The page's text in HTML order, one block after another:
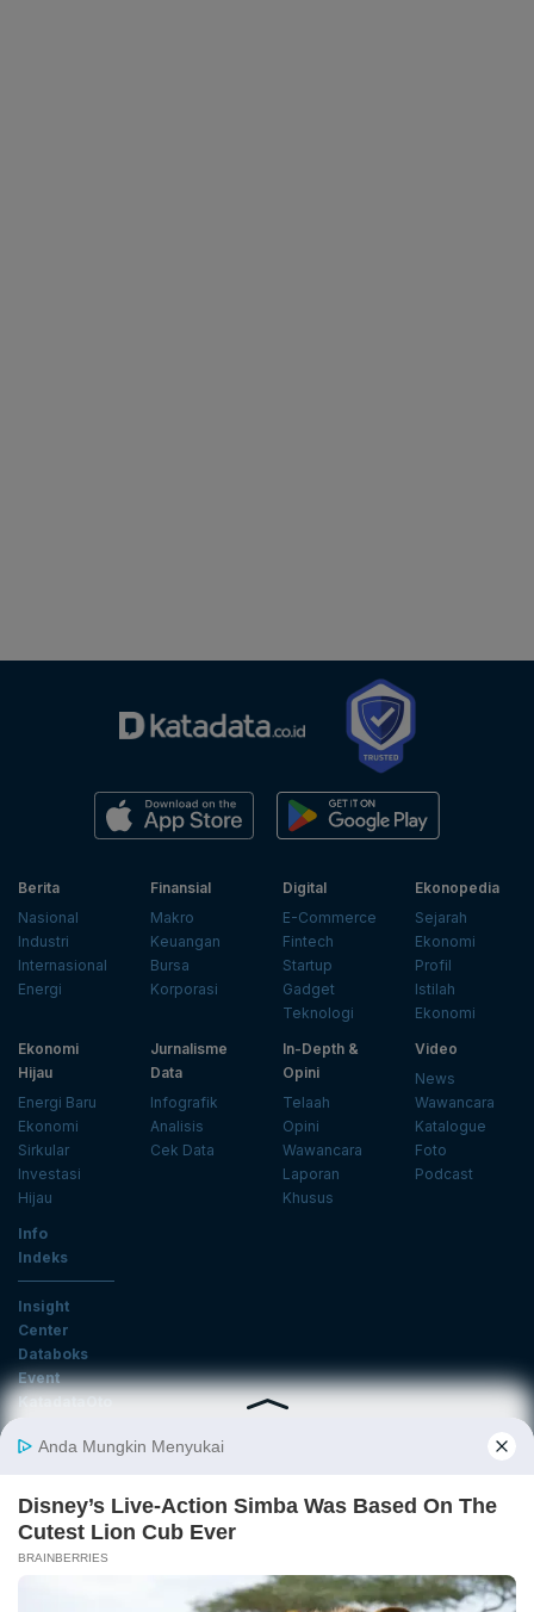
Berita
Nasional
Industri
Internasional
Energi
Finansial
Makro
Keuangan
Bursa
Korporasi
Digital
E-Commerce
Fintech
Startup
Gadget
Teknologi
Ekonopedia
Sejarah
Ekonomi
Profil
Istilah
Ekonomi
Ekonomi
Hijau
Energi Baru
Ekonomi
Sirkular
Investasi
Hijau
Jurnalisme
Data
Infografik
Analisis
Cek Data
In-Depth &
Opini
Telaah
Opini
Wawancara
Laporan
Khusus
Video
News
Wawancara
Katalogue
Foto
Podcast
Info
Indeks
Insight
Center
Databoks
Event
KatadataOto
Email
Daftar